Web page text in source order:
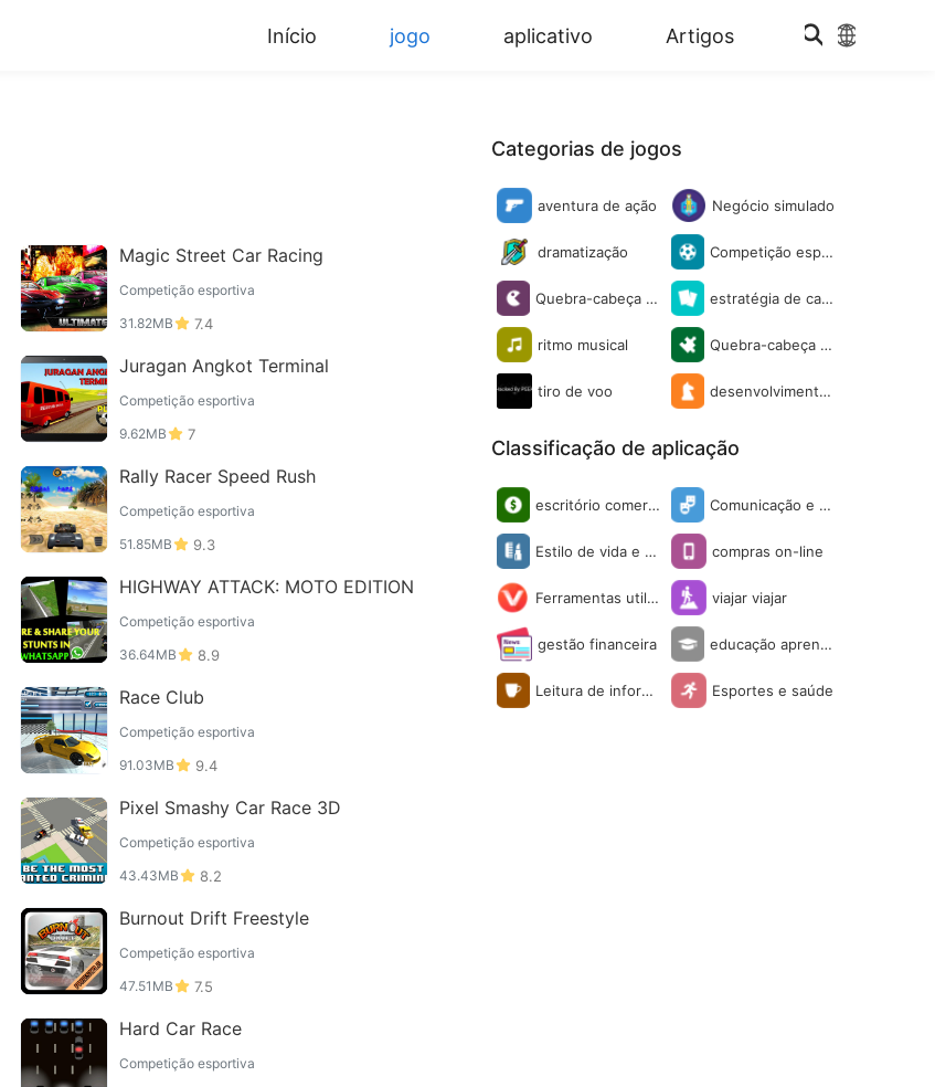
Início jogo aplicativo Artigos
Magic Street Car Racing
Competição esportiva
31.82MB
7.4
Juragan Angkot Terminal
Competição esportiva
9.62MB
7
Rally Racer Speed Rush
Competição esportiva
51.85MB
9.3
HIGHWAY ATTACK: MOTO EDITION
Competição esportiva
36.64MB
8.9
Race Club
Competição esportiva
91.03MB
9.4
Pixel Smashy Car Race 3D
Competição esportiva
43.43MB
8.2
Burnout Drift Freestyle
Competição esportiva
47.51MB
7.5
Hard Car Race
Competição esportiva
Categorias de jogos
aventura de ação Negócio simulado
dramatização
Competição espo
Quebra-cabeça c
estratégia de cart
ritmo musical
Quebra-cabeça d
tiro de voo
desenvolvimento
Classificação de aplicação
escritório comerci
Comunicação e s
Estilo de vida e e
compras on-line
Ferramentas utilit
viajar viajar
gestão financeira
educação aprendi
Leitura de inform
Esportes e saúde